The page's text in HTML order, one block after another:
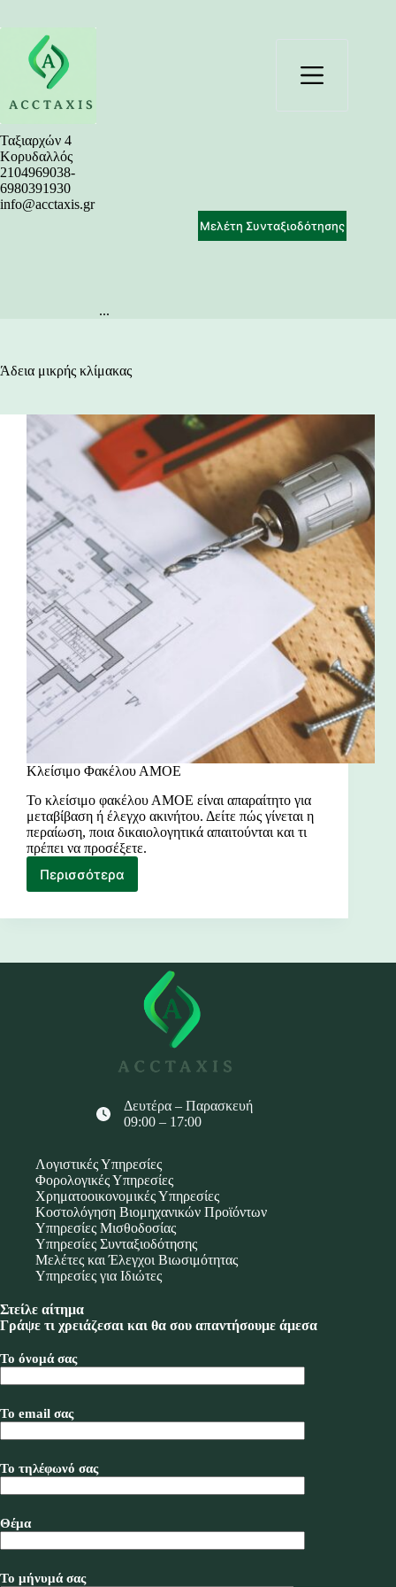
περιεχόμενο
Ταξιαρχών 4
Κορυδαλλός
2104969038-
6980391930
info@acctaxis.gr
...
Μελέτη Συνταξιοδότησης
Άδεια μικρής κλίμακας
Κλείσιμο Φακέλου ΑΜΟΕ
Το κλείσιμο φακέλου ΑΜΟΕ είναι απαραίτητο για
μεταβίβαση ή έλεγχο ακινήτου. Δείτε πώς γίνεται η
περαίωση, ποια δικαιολογητικά απαιτούνται και τι
πρέπει να προσέξετε.
Περισσότερα
Κλείσιμο
ΑΜΟΕ
Δευτέρα – Παρασκευή
09:00 – 17:00
Λογιστικές Υπηρεσίες
Φορολογικές Υπηρεσίες
Χρηματοοικονομικές Υπηρεσίες
Κοστολόγηση Βιομηχανικών Προϊόντων
Υπηρεσίες Μισθοδοσίας
Υπηρεσίες Συνταξιοδότησης
Μελέτες και Έλεγχοι Βιωσιμότητας
Υπηρεσίες για Ιδιώτες
Στείλε αίτημα
Γράψε τι χρειάζεσαι και θα σου απαντήσουμε άμεσα
Το όνομά σας
Το email σας
Το τηλέφωνό σας
Θέμα
Το μήνυμά σας